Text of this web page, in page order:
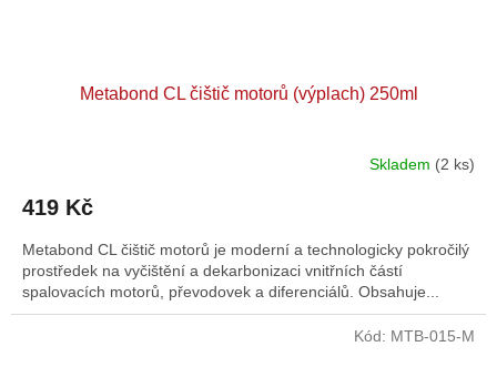
Metabond CL čištič motorů (výplach) 250ml
Skladem (2 ks)
419 Kč
Metabond CL čištič motorů je moderní a technologicky pokročilý
prostředek na vyčištění a dekarbonizaci vnitřních částí
spalovacích motorů, převodovek a diferenciálů. Obsahuje...
Kód: MTB-015-M